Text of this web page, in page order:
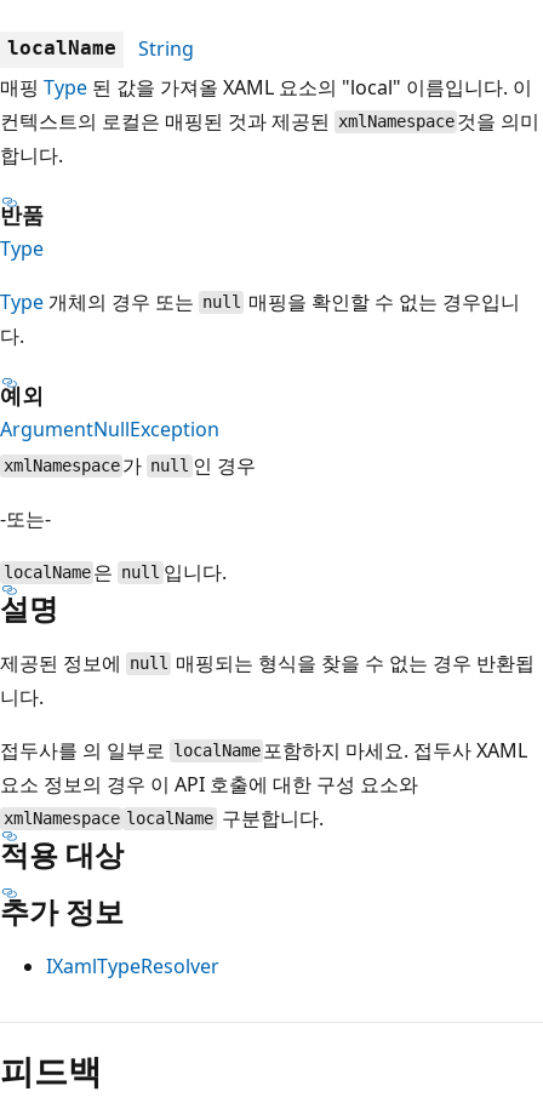
localName
String
매핑 Type 된 값을 가져올 XAML 요소의 "local" 이름입니다. 이
컨텍스트의 로컬은 매핑된 것과 제공된 xmlNamespace 것을 의미
합니다.
반품
Type
Type 개체의 경우 또는 null 매핑을 확인할 수 없는 경우입니
다.
예외
ArgumentNullException
xmlNamespace 가 null 인 경우
-또는-
localName 은 null 입니다.
설명
제공된 정보에 null 매핑되는 형식을 찾을 수 없는 경우 반환됩
니다.
접두사를 의 일부로 localName 포함하지 마세요. 접두사 XAML
요소 정보의 경우 이 API 호출에 대한 구성 요소와
xmlNamespace localName 구분합니다.
적용 대상
추가 정보
IXamlTypeResolver
읽
모
피드백